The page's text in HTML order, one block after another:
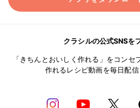
クラシルの公式SNSを
「きちんとおいしく作れる」をコンセ
作れるレシピ動画を毎日配信